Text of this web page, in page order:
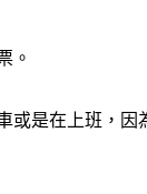
。
是在上班，